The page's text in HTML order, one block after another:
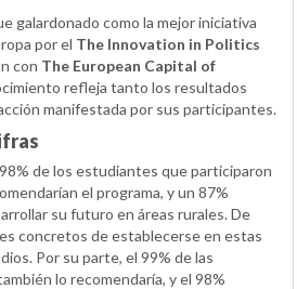
galardonado como la mejor iniciativa
por el The Innovation in Politics
con The European Capital of
refleja tanto los resultados
manifestada por sus participantes.
de los estudiantes que participaron
el programa, y un 87%
su futuro en áreas rurales. De
concretos de establecerse en estas
Por su parte, el 99% de las
lo recomendaría, y el 98%